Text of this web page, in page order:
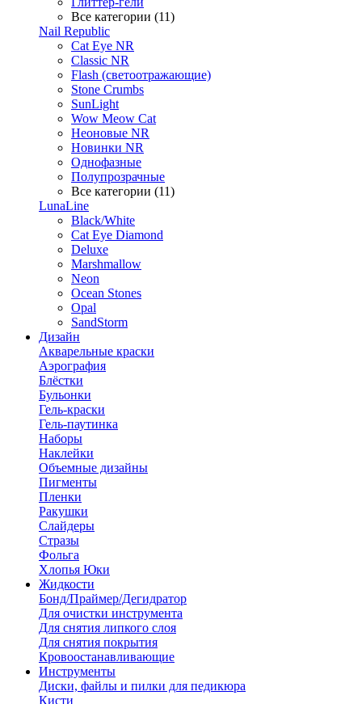
Все категории (11)
Nail Republic
Cat Eye NR
Classic NR
Flash (светоотражающие)
Stone Crumbs
SunLight
Wow Meow Cat
Неоновые NR
Новинки NR
Однофазные
Полупрозрачные
Все категории (11)
LunaLine
Black/White
Cat Eye Diamond
Deluxe
Marshmallow
Neon
Ocean Stones
Opal
SandStorm
Дизайн
Акварельные краски
Аэрография
Блёстки
Бульонки
Гель-краски
Гель-паутинка
Наборы
Наклейки
Объемные дизайны
Пигменты
Пленки
Ракушки
Слайдеры
Стразы
Фольга
Хлопья Юки
Жидкости
Бонд/Праймер/Дегидратор
Для очистки инструмента
Для снятия липкого слоя
Для снятия покрытия
Кровоостанавливающие
Инструменты
Диски, файлы и пилки для педикюра
Кисти